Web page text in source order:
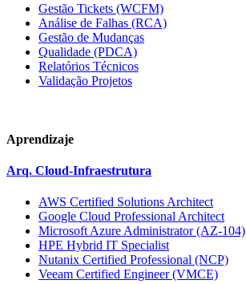
Gestão Tickets (WCFM)
Análise de Falhas (RCA)
Gestão de Mudanças
Qualidade (PDCA)
Relatórios Técnicos
Validação Projetos
Aprendizaje
Arq. Cloud-Infraestrutura
AWS Certified Solutions Architect
Google Cloud Professional Architect
Microsoft Azure Administrator (AZ-104)
HPE Hybrid IT Specialist
Nutanix Certified Professional (NCP)
Veeam Certified Engineer (VMCE)